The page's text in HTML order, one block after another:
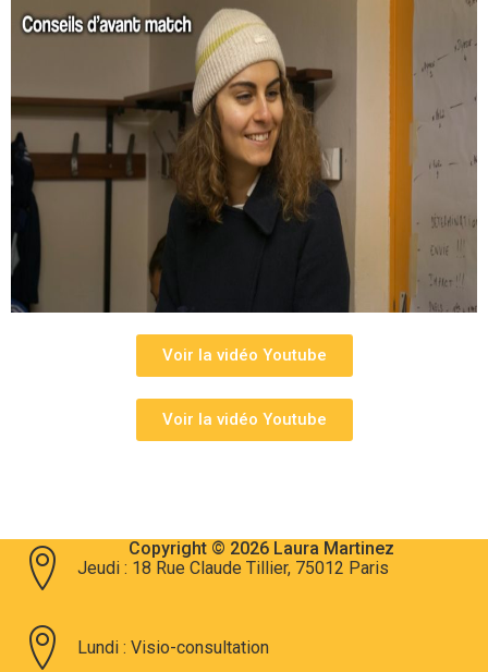
Voir la vidéo Youtube
Voir la vidéo Youtube
Copyright © 2026 Laura Martinez
Jeudi : 18 Rue Claude Tillier, 75012 Paris
Lundi : Visio-consultation